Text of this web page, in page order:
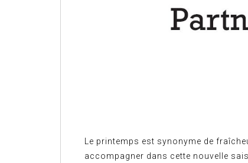
Le printemps est synonyme de
accompagner dans cette nouvelle